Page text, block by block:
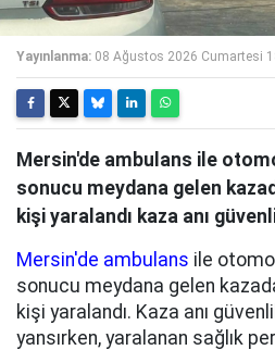
Yayınlanma: 08 Ağustos 2026 Cumartesi
Mersin'de ambulans ile
sonucu meydana gelen
kişi yaralandı kaza anı
Mersin'de ambulans ile
sonucu meydana gelen
kişi yaralandı. Kaza anı
yansırken, yaralanan sağlık